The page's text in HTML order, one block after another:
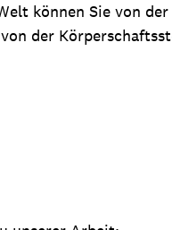
können Sie von
der